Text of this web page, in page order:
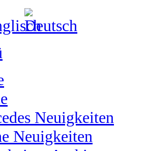
Neuigkeiten
Neuigkeiten